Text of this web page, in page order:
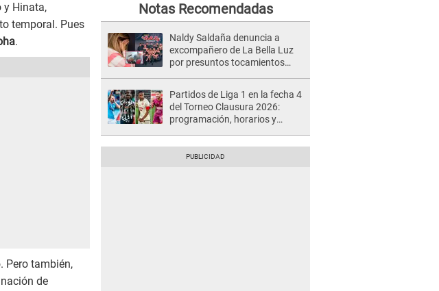
y Hinata,
temporal. Pues
.
Pero también,
de
Notas Recomendadas
Naldy Saldaña denuncia a
excompañero de La Bella Luz
por presuntos tocamientos
Partidos de Liga 1 en la fecha 4
del Torneo Clausura 2026:
programación, horarios y